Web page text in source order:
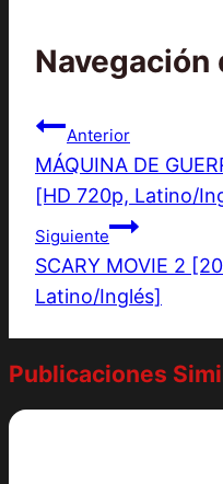
Navegación
Anterior
MÁQUINA DE
[HD 720p, Latino/
Siguiente
SCARY MOVIE 2
Latino/Inglés]
Publicaciones